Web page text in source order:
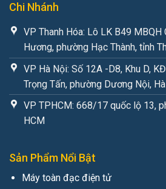
Chi Nhánh
VP Thanh Hóa: Lô LK B49
Hương, phường Hạc Thành, tỉnh
VP Hà Nội: Số 12A -D8, Khu D,
Trọng Tấn, phường Dương Nội,
VP TPHCM: 668/17 quốc lộ 13,
HCM
Sản Phẩm Nổi Bật
Máy toàn đạc điện tử